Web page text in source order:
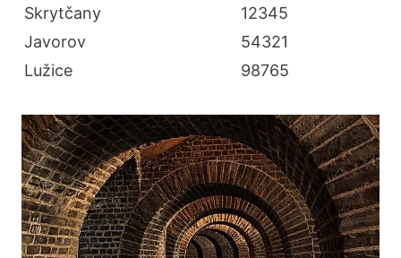
Skrytčany
12345
Javorov
54321
Lužice
98765